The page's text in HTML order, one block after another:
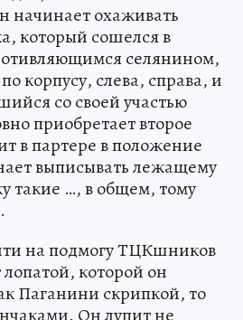
начинает охаживать
который сошелся в
селянином,
корпусу, слева, справа, и
со своей участью
приобретает второе
в партере в положение
выписывать лежащему
…, в общем, тому
на подмогу ТЦКшников
которой он
Паганини скрипкой, то